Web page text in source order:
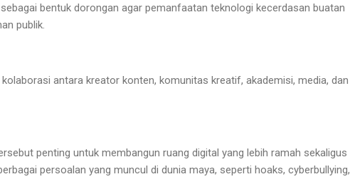
bentuk dorongan agar pemanfaatan teknologi kecerdasan buatan
publik.
antara kreator konten, komunitas kreatif, akademisi, media, dan
penting untuk membangun ruang digital yang lebih ramah sekaligus
persoalan yang muncul di dunia maya, seperti hoaks, cyberbullying,